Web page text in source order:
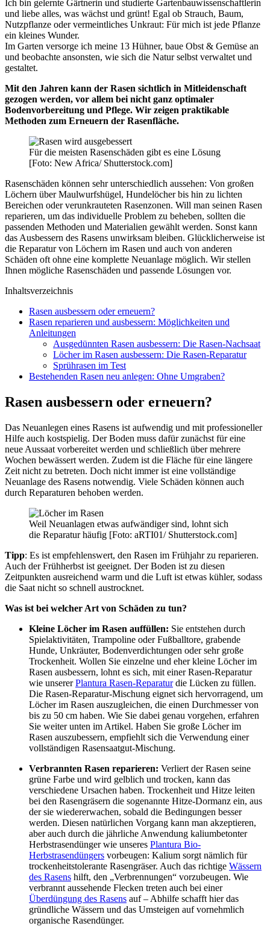
Ich bin gelernte Gärtnerin und studierte Gartenbauwissenschaftlerin
und liebe alles, was wächst und grünt! Egal ob Strauch, Baum,
Nutzpflanze oder vermeintliches Unkraut: Für mich ist jede Pflanze
ein kleines Wunder.
Im Garten versorge ich meine 13 Hühner, baue Obst & Gemüse an
und beobachte ansonsten, wie sich die Natur selbst verwaltet und
gestaltet.
Mit den Jahren kann der Rasen sichtlich in Mitleidenschaft
gezogen werden, vor allem bei nicht ganz optimaler
Bodenvorbereitung und Pflege. Wir zeigen praktikable
Methoden zum Erneuern der Rasenfläche.
Für die meisten Rasenschäden gibt es eine Lösung
[Foto: New Africa/ Shutterstock.com]
Rasenschäden können sehr unterschiedlich aussehen: Von großen
Löchern über Maulwurfshügel, Hundelöcher bis hin zu lichten
Bereichen oder verunkrauteten Rasenzonen. Will man seinen Rasen
reparieren, um das individuelle Problem zu beheben, sollten die
passenden Methoden und Materialien gewählt werden. Sonst kann
das Ausbessern des Rasens unwirksam bleiben. Glücklicherweise ist
die Reparatur von Löchern im Rasen und auch von anderen
Schäden oft ohne eine komplette Neuanlage möglich. Wir stellen
Ihnen mögliche Rasenschäden und passende Lösungen vor.
Inhaltsverzeichnis
Rasen ausbessern oder erneuern?
Rasen reparieren und ausbessern: Möglichkeiten und
Anleitungen
Ausgedünnten Rasen ausbessern: Die Rasen-Nachsaat
Löcher im Rasen ausbessern: Die Rasen-Reparatur
Sprührasen im Test
Bestehenden Rasen neu anlegen: Ohne Umgraben?
Rasen ausbessern oder erneuern?
Das Neuanlegen eines Rasens ist aufwendig und mit professioneller
Hilfe auch kostspielig. Der Boden muss dafür zunächst für eine
neue Aussaat vorbereitet werden und schließlich über mehrere
Wochen bewässert werden. Zudem ist die Fläche für eine längere
Zeit nicht zu betreten. Doch nicht immer ist eine vollständige
Neuanlage des Rasens notwendig. Viele Schäden können auch
durch Reparaturen behoben werden.
Weil Neuanlagen etwas aufwändiger sind, lohnt sich
die Reparatur häufig [Foto: aRTI01/ Shutterstock.com]
Tipp: Es ist empfehlenswert, den Rasen im Frühjahr zu reparieren.
Auch der Frühherbst ist geeignet. Der Boden ist zu diesen
Zeitpunkten ausreichend warm und die Luft ist etwas kühler, sodass
die Saat nicht so schnell austrocknet.
Was ist bei welcher Art von Schäden zu tun?
Kleine Löcher im Rasen auffüllen: Sie entstehen durch
Spielaktivitäten, Trampoline oder Fußballtore, grabende
Hunde, Unkräuter, Bodenverdichtungen oder sehr große
Trockenheit. Wollen Sie einzelne und eher kleine Löcher im
Rasen ausbessern, lohnt es sich, mit einer Rasen-Reparatur
wie unsererPlantura Rasen-Reparaturdie Lücken zu füllen.
Die Rasen-Reparatur-Mischung eignet sich hervorragend, um
Löcher im Rasen auszugleichen, die einen Durchmesser von
bis zu 50 cm haben. Wie Sie dabei genau vorgehen, erfahren
Sie weiter unten im Artikel. Haben Sie große Löcher im
Rasen auszubessern, empfiehlt sich die Verwendung einer
vollständigen Rasensaatgut-Mischung.
Verbrannten Rasen reparieren: Verliert der Rasen seine
grüne Farbe und wird gelblich und trocken, kann das
verschiedene Ursachen haben. Trockenheit und Hitze leiten
bei den Rasengräsern die sogenannte Hitze-Dormanz ein, aus
der sie wiedererwachen, sobald die Bedingungen besser
werden. Diesen natürlichen Vorgang kann man akzeptieren,
aber auch durch die jährliche Anwendung kaliumbetonter
Herbstrasendünger wie unseres Plantura Bio-
Herbstrasendüngers vorbeugen: Kalium sorgt nämlich für
trockenheitstolerante Rasengräser. Auch das richtige Wässern
des Rasens hilft, den „Verbrennungen“ vorzubeugen. Wie
verbrannt aussehende Flecken treten auch bei einer
Überdüngung des Rasens auf – Abhilfe schafft hier das
gründliche Wässern und das Umsteigen auf vornehmlich
organische Rasendünger.